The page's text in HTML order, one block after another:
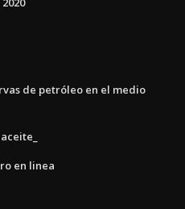
de petróleo en el medio
en linea